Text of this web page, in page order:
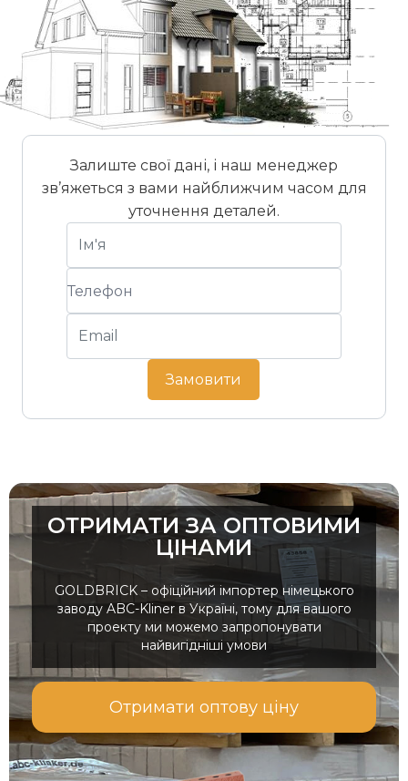
C-профіль L-профіль
ABC-Klinkergruppe — німецький виробник
клінкерних матеріалів, що спеціалізується на
фасадних, покрівельних і керамічних рішеннях
для сучасної архітектури. Продукція бренду
поєднує традиції випалу кераміки, стабільну
якість і виразну естетику натурального клінкеру.
Залиште свої дані, і наш менеджер
зв’яжеться з вами найближчим часом для
уточнення деталей.
Замовити
ОТРИМАТИ ЗА ОПТОВИМИ
ЦІНАМИ
GOLDBRICK – офіційний імпортер німецького
заводу ABC-Kliner в Україні, тому для вашого
проекту ми можемо запропонувати
найвигідніші умови
Отримати оптову ціну